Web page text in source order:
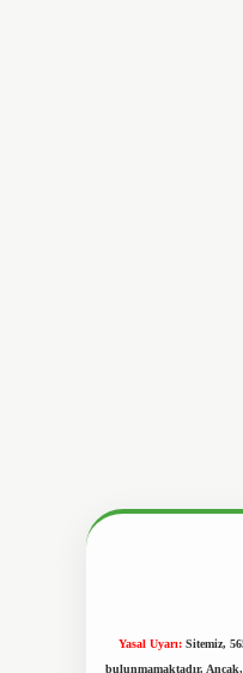
Yasal Uyarı: Sitemiz,
bulunmamaktadır.